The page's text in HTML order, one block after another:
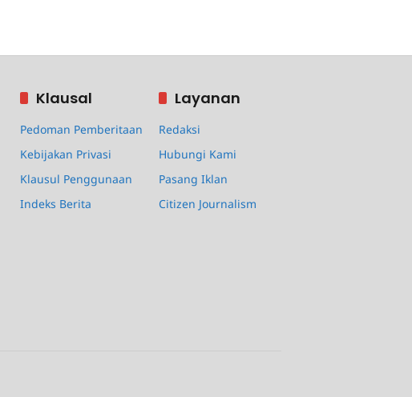
Klausal
Pedoman Pemberitaan
Kebijakan Privasi
Klausul Penggunaan
Indeks Berita
Layanan
Redaksi
Hubungi Kami
Pasang Iklan
Citizen Journalism